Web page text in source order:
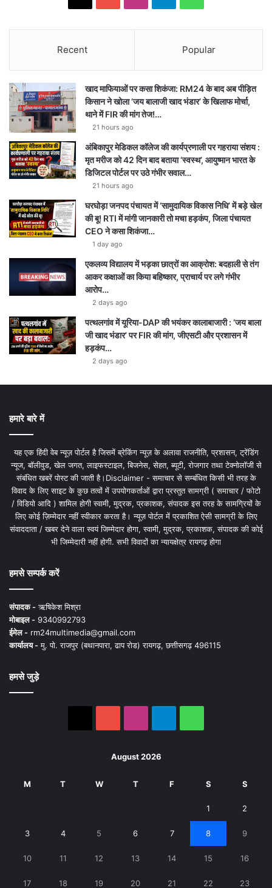
Recent Popular
खाद माफियाओं पर कसा शिकंजा: RM24 के बाद अब पीड़ित
किसान ने खोला ‘जय बालाजी खाद भंडार’ के खिलाफ मोर्चा,
थाने में FIR की मांग तेज!…
21 hours ago
अंबिकापुर मेडिकल कॉलेज की कार्यप्रणाली पर गहराया संशय :
मृत मरीज को 42 दिन बाद बताया ‘स्वस्थ’, आयुष्मान भारत के
डिजिटल पोर्टल पर उठे गंभीर सवाल…
21 hours ago
घरघोड़ा जनपद पंचायत में ‘सामुदायिक विकास निधि’ में बड़े खेल
की बू! RTI में मांगी जानकारी तो मचा हड़कंप, जिला पंचायत
CEO ने कसा शिकंजा…
1 day ago
एकलव्य विद्यालय में भड़का छात्रों का आक्रोश: बदहाली से तंग
आकर कक्षाओं का किया बहिष्कार, प्राचार्य पर लगे गंभीर
आरोप…
2 days ago
पत्थलगांव में यूरिया-DAP की भयंकर कालाबाजारी : ‘जय बाला
जी खाद भंडार’ पर FIR की मांग, जीएसटी और प्रशासन में
हड़कंप…
2 days ago
हमारे बारे में
यह एक हिंदी वेब न्यूज़ पोर्टल है जिसमें ब्रेकिंग न्यूज़ के अलावा राजनीति, प्रशासन, ट्रेंडिंग
न्यूज, बॉलीवुड, खेल जगत, लाइफस्टाइल, बिजनेस, सेहत, ब्यूटी, रोजगार तथा टेक्नोलॉजी से
संबंधित खबरें पोस्ट की जाती है।Disclaimer - समाचार से सम्बंधित किसी भी तरह के
विवाद के लिए साइट के कुछ तत्वों में उपयोगकर्ताओं द्वारा प्रस्तुत सामग्री ( समाचार / फोटो
/ विडियो आदि ) शामिल होगी स्वामी, मुद्रक, प्रकाशक, संपादक इस तरह के सामग्रियों के
लिए कोई ज़िम्मेदार नहीं स्वीकार करता है। न्यूज़ पोर्टल में प्रकाशित ऐसी सामग्री के लिए
संवाददाता / खबर देने वाला स्वयं जिम्मेदार होगा, स्वामी, मुद्रक, प्रकाशक, संपादक की कोई
भी जिम्मेदारी नहीं होगी. सभी विवादों का न्यायक्षेत्र रायगढ़ होगा
हमसे सम्पर्क करें
संपादक -ऋषिकेश मिश्रा
मोबाइल - 9340992793
ईमेल - rm24multimedia@gmail.com
कार्यालय -मु. पो. राजपुर (बथानपारा, ढाप रोड) रायगढ़, छत्तीसगढ़ 496115
हमसे जुड़े
August 2026
M T W T F S S
1 2
3 4 5 6 7 8 9
10 11 12 13 14 15 16
17 18 19 20 21 22 23